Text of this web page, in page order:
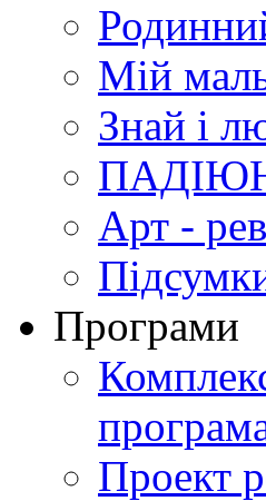
Мій
Знай і
Арт -
Програми
Проект